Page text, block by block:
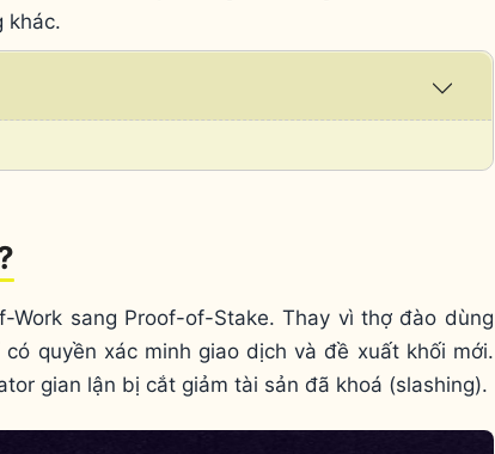
khác.
sang Proof-of-Stake. Thay vì thợ đào dùng
quyền xác minh giao dịch và đề xuất khối mới.
gian lận bị cắt giảm tài sản đã khoá (slashing).